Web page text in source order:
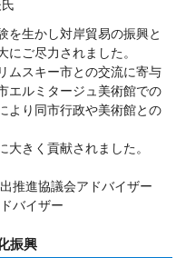
生かし対岸貿易の振興と
ご尽力されました。
ムスキー市との交流に寄与
エルミタージュ美術館での
より同市行政や美術館との
きく貢献されました。
推進協議会アドバイザー
バイザー
振興